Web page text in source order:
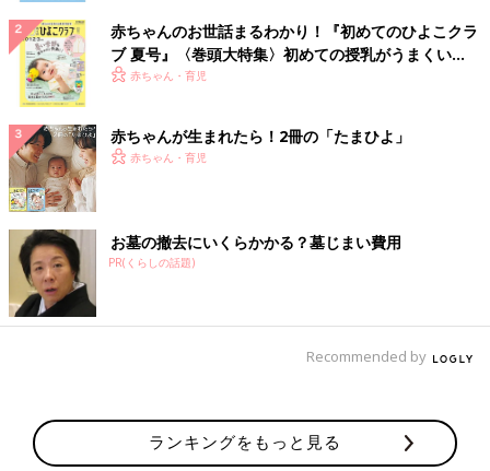
赤ちゃんのお世話まるわかり！『初めてのひよこクラ
ブ 夏号』〈巻頭大特集〉初めての授乳がうまくい
く！ おっぱい・ミルクの基本と夏のトラブル 解決テ
赤ちゃん・育児
赤ちゃんが生まれたら！2冊の「たまひよ」
赤ちゃん・育児
お墓の撤去にいくらかかる？墓じまい費用
PR(くらしの話題)
Recommended by
ランキングをもっと見る